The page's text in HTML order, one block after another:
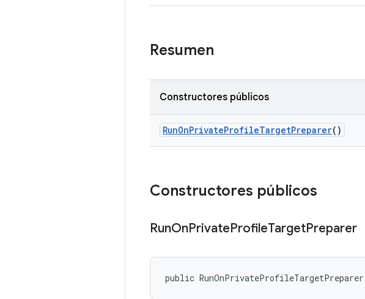
Resumen
Constructores públicos
RunOnPrivateProfileTargetPreparer()
Constructores públicos
RunOnPrivateProfileTargetPreparer
public